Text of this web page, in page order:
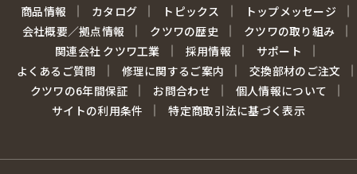
商品情報 カタログ トピックス
トップメッセージ
会社概要／拠点情報
クツワの歴史
クツワの取り組み
関連会社 クツワ工業
採用情報
サポート
よくあるご質問
修理に関するご案内
交換部材のご注文
クツワの6年間保証
お問合わせ
個人情報について
サイトの利用条件
特定商取引法に基づく表示